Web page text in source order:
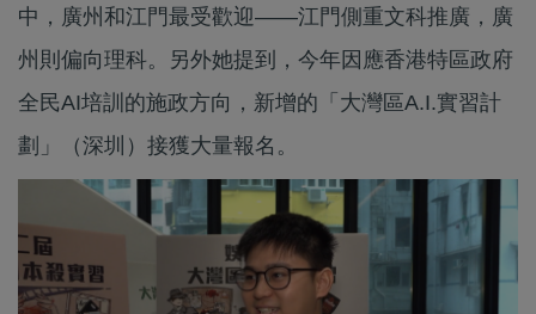
中，廣州和江門最受歡迎——江門側重文科推廣，廣
州則偏向理科。另外她提到，今年因應香港特區政府
全民AI培訓的施政方向，新增的「大灣區A.I.實習計
劃」（深圳）接獲大量報名。